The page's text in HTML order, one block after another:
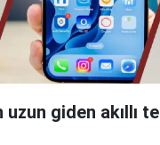
uzun giden akıllı